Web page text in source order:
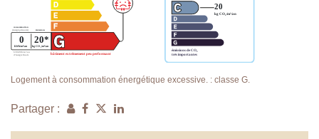
Logement à consommation énergétique excessive. : classe G.
Partager :